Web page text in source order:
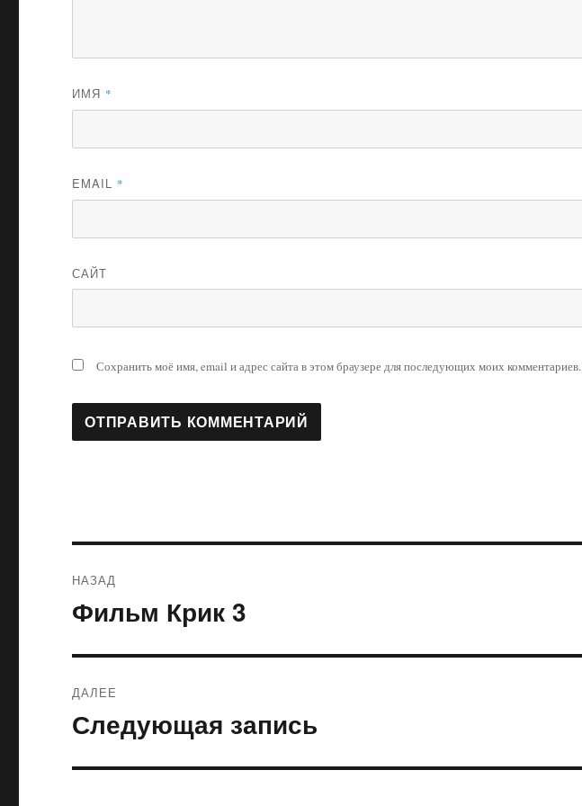
ИМЯ *
EMAIL *
САЙТ
Сохранить моё имя, email и адрес сайта в этом браузере для последующих моих комментариев.
по
НАЗАД
Предыдущая
Фильм Крик 3
ДАЛЕЕ
Следующая
запись:
Следующая запись